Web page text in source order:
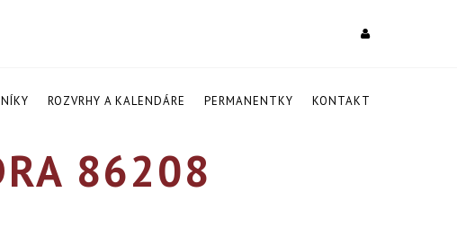
ROZVRHY A KALENDÁRE PERMANENTKY KONTAKT
86208